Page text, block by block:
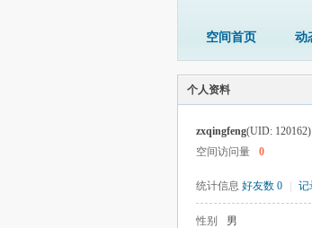
空间首页 动
个人资料
zxqingfeng(UID: 120162)
空间访问量
0
统计信息 好友数 0 记
性别 男